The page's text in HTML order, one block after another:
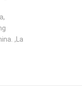
,La